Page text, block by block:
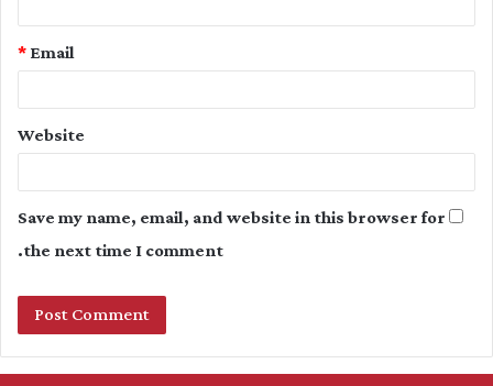
Email
*
Website
Save my name, email, and website in this browser for
the next time I comment.